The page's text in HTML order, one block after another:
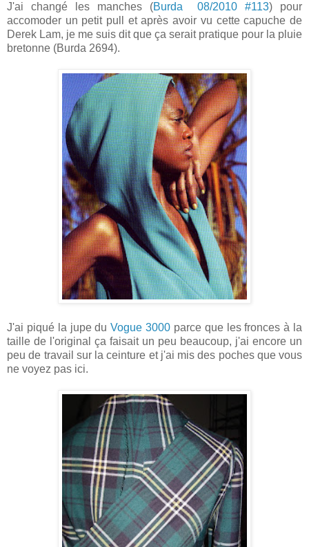
J'ai changé les manches (Burda 08/2010 #113) pour
accomoder un petit pull et après avoir vu cette capuche de
Derek Lam, je me suis dit que ça serait pratique pour la pluie
bretonne (Burda 2694).
J'ai piqué la jupe duVogue 3000 parce que les fronces à la
taille de l'original ça faisait un peu beaucoup, j'ai encore un
peu de travail sur la ceinture et j'ai mis des poches que vous
ne voyez pas ici.